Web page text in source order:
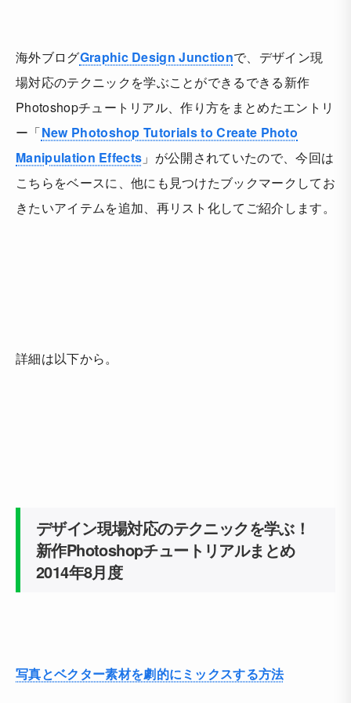
海外ブログGraphic Design Junctionで、デザイン現
場対応のテクニックを学ぶことができるできる新作
Photoshopチュートリアル、作り方をまとめたエントリ
ー「New Photoshop Tutorials to Create Photo
Manipulation Effects 」が公開されていたので、今回は
こちらをベースに、他にも見つけたブックマークしてお
きたいアイテムを追加、再リスト化してご紹介します。
詳細は以下から。
デザイン現場対応のテクニックを学ぶ！
新作Photoshopチュートリアルまとめ
2014年8月度
写真とベクター素材を劇的にミックスする方法